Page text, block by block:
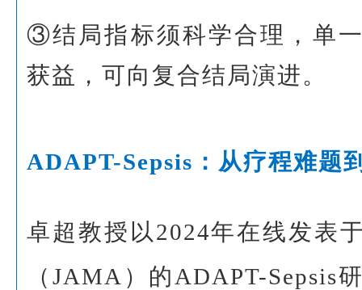
③结局指标须科学合理，单
获益，可向复合结局演进。
ADAPT-Sepsis：从疗程难题
卓超教授以2024年在线发表
（JAMA）的ADAPT-Sepsis